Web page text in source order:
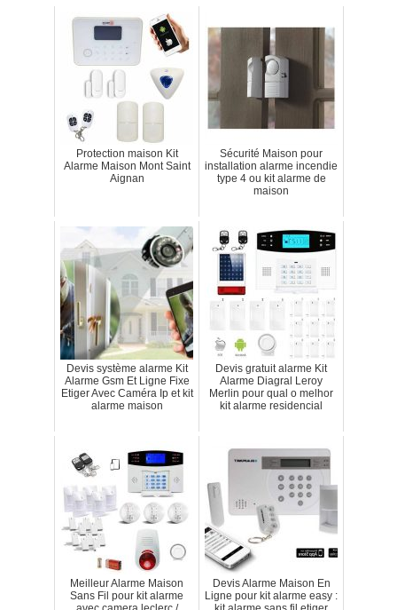
Protection maison Kit
Alarme Maison Mont Saint
Aignan
Sécurité Maison pour
installation alarme incendie
type 4 ou kit alarme de
maison
Devis système alarme Kit
Alarme Gsm Et Ligne Fixe
Etiger Avec Caméra Ip et kit
alarme maison
Devis gratuit alarme Kit
Alarme Diagral Leroy
Merlin pour qual o melhor
kit alarme residencial
Meilleur Alarme Maison
Sans Fil pour kit alarme
Devis Alarme Maison En
Ligne pour kit alarme easy :